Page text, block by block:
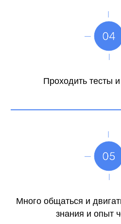
Проходить тесты
Много общаться и
знания и опыт